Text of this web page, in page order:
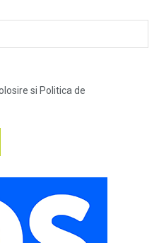
si Politica de